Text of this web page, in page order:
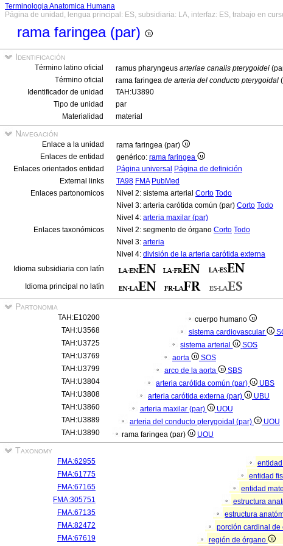
Terminologia Anatomica Humana
Página de unidad, lengua principal: ES, subsidiaria: LA, interfaz: ES, trabajo en
rama faringea (par)
Identificación
Término latino oficial ramus pharyngeus arteriae canalis pterygoidei
Término oficial
rama faringea de arteria del conducto pterygoidal
Identificador de unidad
TAH:U3890
Tipo de unidad
par
Materialidad
material
Navegación
Enlace a la unidad
rama faringea (par)
Enlaces de entidad
genérico: rama faringea
Enlaces orientados entidad
Página universal Página de definición
External links
TA98 FMA PubMed
Enlaces partonomicos
Nivel 2: sistema arterial Corto Todo
Nivel 3: arteria carótida común (par) Corto Todo
Nivel 4: arteria maxilar (par)
Enlaces taxonómicos
Nivel 2: segmento de órgano Corto Todo
Nivel 3: arteria
Nivel 4: división de la arteria carótida externa
Idioma subsidiaria con latín
Idioma principal no latín
Partonomia
TAH:E10200
cuerpo humano
TAH:U3568
sistema cardiovascular
TAH:U3725
sistema arterial
SOS
TAH:U3769
aorta
SOS
TAH:U3799
arco de la aorta
SBS
TAH:U3804
arteria carótida común (par)
UBS
TAH:U3808
arteria carótida externa (par)
UBU
TAH:U3860
arteria maxilar (par)
UOU
TAH:U3889
arteria del conducto pterygoidal (par)
UOU
TAH:U3890
rama faringea (par) UOU
Taxonomy
FMA:62955
FMA:61775
entidad
FMA:67165
entidad
FMA:305751
estructura
FMA:67135
estructura
FMA:82472
porción cardinal de
FMA:67619
región de órgano